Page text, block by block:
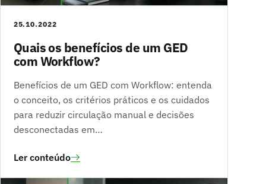
25.10.2022
Quais os benefícios de um GED
com Workflow?
Benefícios de um GED com Workflow: entenda
o conceito, os critérios práticos e os cuidados
para reduzir circulação manual e decisões
desconectadas em…
Ler conteúdo